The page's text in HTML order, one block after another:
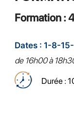
Formation :
Dates : 1-8-
de 16h00 à
Durée :